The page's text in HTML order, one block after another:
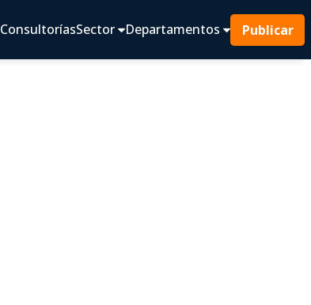
ConsultoríasSector Departamentos Publicar